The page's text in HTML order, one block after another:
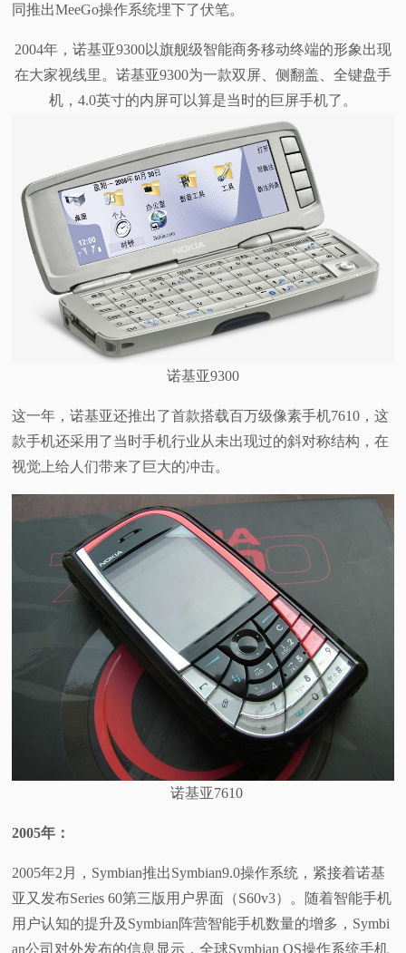
同推出MeeGo操作系统埋下了伏笔。
2004年，诺基亚9300以旗舰级智能商务移动终端的形象出现
在大家视线里。诺基亚9300为一款双屏、侧翻盖、全键盘手
机，4.0英寸的内屏可以算是当时的巨屏手机了。
诺基亚9300
这一年，诺基亚还推出了首款搭载百万级像素手机7610，这
款手机还采用了当时手机行业从未出现过的斜对称结构，在
视觉上给人们带来了巨大的冲击。
诺基亚7610
2005年：
2005年2月，Symbian推出Symbian9.0操作系统，紧接着诺基
亚又发布Series 60第三版用户界面（S60v3）。随着智能手机
用户认知的提升及Symbian阵营智能手机数量的增多，Symbi
an公司对外发布的信息显示，全球Symbian OS操作系统手机